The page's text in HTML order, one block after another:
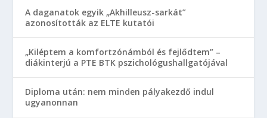
A daganatok egyik „Akhilleusz-sarkát”
azonosították az ELTE kutatói
„Kiléptem a komfortzónámból és fejlődtem” –
diákinterjú a PTE BTK pszichológushallgatójával
Diploma után: nem minden pályakezdő indul
ugyanonnan